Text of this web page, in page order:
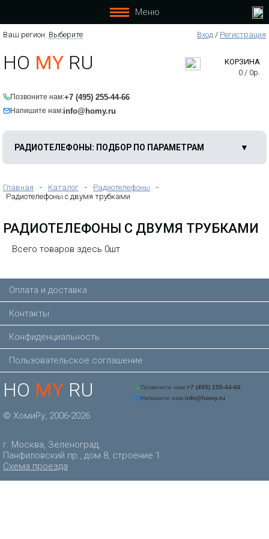
Меню
Ваш регион: Выберите Вход / Регистрация
HO MY RU
Позвоните нам:+7 (495) 255-44-66
Напишите нам:info@homy.ru
КОРЗИНА
0 / 0р.
РАДИОТЕЛЕФОНЫ: ПОДБОР ПО ПАРАМЕТРАМ
Главная - Каталог - Радиотелефоны
-
Радиотелефоны с двумя трубками
РАДИОТЕЛЕФОНЫ С ДВУМЯ ТРУБКАМИ
Всего товаров здесь 0шт
HO MY RU
© ХомиРу, 2006-2026
г. Москва, Зеленоград,
Панфиловский пр., дом 8, строение 1
Схема проезда
Оплата и доставка
Контакты
Конфиденциальность
Пользовательское соглашение